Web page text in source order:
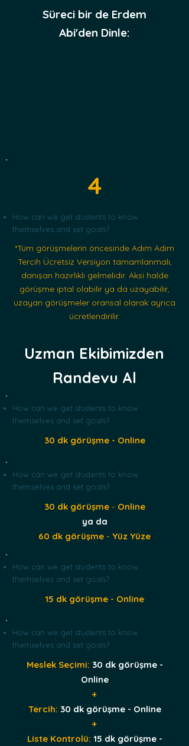
Süreci bir de Erdem
Abi'den Dinle:
4
How can we get students to know
themselves and set goals?
*Tüm görüşmelerin öncesinde Adım Adım
Tercih Ücretsiz Versiyon tamamlanmalı,
danışan hazırlıklı gelmelidir. Aksi halde
görüşme iptal olabilir ya da uzayabilir,
uzayan görüşmeler oransal olarak ayrıca
ücretlendirilir.
Uzman Ekibimizden
Randevu Al
How can we get students to know
themselves and set goals?
30 dk görüşme - Online
How can we get students to know
themselves and set goals?
30 dk görüşme- Online
ya da
60 dk görüşme - Yüz Yüze
How can we get students to know
themselves and set goals?
15 dk görüşme - Online
How can we get students to know
themselves and set goals?
Meslek Seçimi: 30 dk görüşme -
Online
+
Tercih: 30 dk görüşme - Online
+
Liste Kontrolü: 15 dk görüşme -